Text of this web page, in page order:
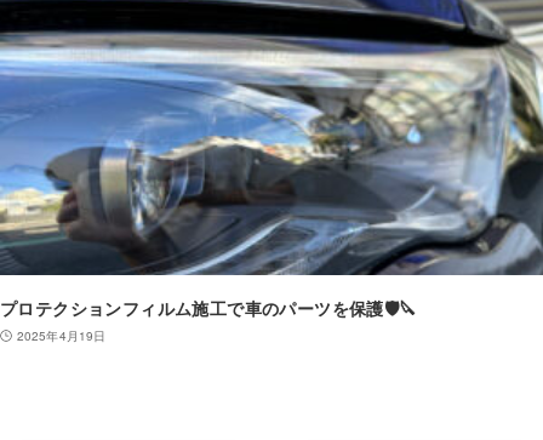
プロテクションフィルム施工で車のパーツを保護🛡🔪
2025年4月19日